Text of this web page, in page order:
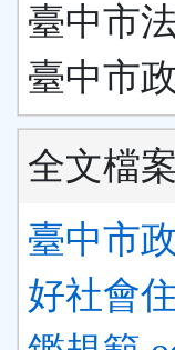
臺中市
臺中市
全文檔案
臺中市
好社會